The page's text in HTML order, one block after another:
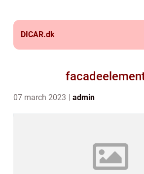
DICAR.dk
07 march 2023 admin